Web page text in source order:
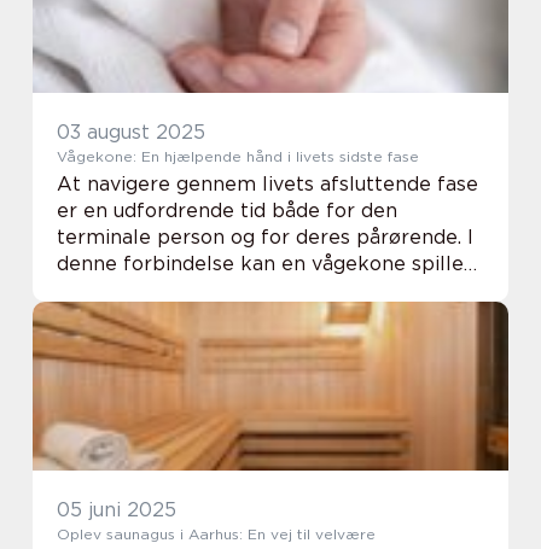
03 august 2025
Vågekone: En hjælpende hånd i livets sidste fase
At navigere gennem livets afsluttende fase
er en udfordrende tid både for den
terminale person og for deres pårørende. I
denne forbindelse kan en vågekone spille
erfaren omsorgsper...
05 juni 2025
Oplev saunagus i Aarhus: En vej til velvære